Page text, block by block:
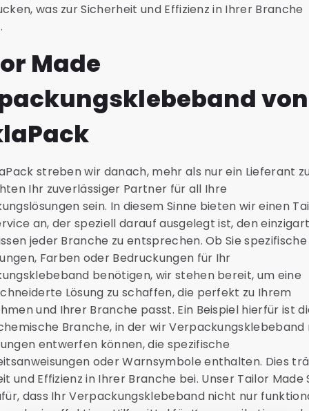
was zur Sicherheit und Effizienz in Ihrer Branche
Made
von
streben wir danach, mehr als nur ein Lieferant
Ihr zuverlässiger Partner für all Ihre
sein. In diesem Sinne bieten wir einen
an, der speziell darauf ausgelegt ist, den
jeder Branche zu entsprechen. Ob Sie spezifische
Farben oder Bedruckungen für Ihr
benötigen, wir stehen bereit, um eine
Lösung zu schaffen, die perfekt zu Ihrem
und Ihrer Branche passt. Ein Beispiel hierfür ist
Branche, in der wir Verpackungsklebeband
entwerfen können, die spezifische
oder Warnsymbole enthalten. Dies
und Effizienz in Ihrer Branche bei. Unser Tailor Made
dass Ihr Verpackungsklebeband nicht nur